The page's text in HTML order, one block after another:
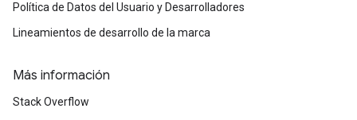
Política de Datos del Usuario y Desarrolladores
Lineamientos de desarrollo de la marca
Más información
Stack Overflow